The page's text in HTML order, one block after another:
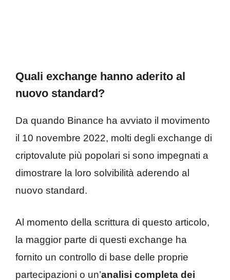
Quali exchange hanno aderito al
nuovo standard?
Da quando Binance ha avviato il movimento
il 10 novembre 2022, molti degli exchange di
criptovalute più popolari si sono impegnati a
dimostrare la loro solvibilità aderendo al
nuovo standard.
Al momento della scrittura di questo articolo,
la maggior parte di questi exchange ha
fornito un controllo di base delle proprie
partecipazioni o un’analisi completa dei